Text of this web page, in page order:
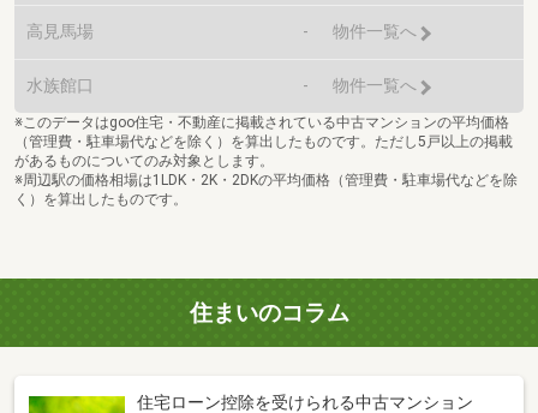
高見馬場 - 物件一覧へ
水族館口 - 物件一覧へ
※このデータはgoo住宅・不動産に掲載されている中古マンションの平均価格
（管理費・駐車場代などを除く）を算出したものです。ただし5戸以上の掲載
があるものについてのみ対象とします。
※周辺駅の価格相場は1LDK・2K・2DKの平均価格（管理費・駐車場代などを除
く）を算出したものです。
住まいのコラム
住宅ローン控除を受けられる中古マンション